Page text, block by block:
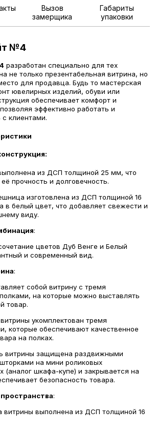
Вызов
замерщика
Габариты
упаковки
№4
разработан специально для тех
не только презентабельная витрина, но
для продавца. Будь то мастерская
ювелирных изделий, обуви или
обеспечивает комфорт и
эффективно работать и
клиентами.
:
из ДСП толщиной 25 мм, что
прочность и долговечность.
изготовлена из ДСП толщиной 16
в белый цвет, что добавляет свежести и
виду.
:
цветов Дуб Венге и Белый
и современный вид.
:
собой витрину с тремя
на которые можно выставлять
товар.
укомплектован тремя
которые обеспечивают качественное
на полках.
витрины защищена раздвижными
на мини роликовых
(аналог шкафа-купе) и закрывается на
безопасность товара.
:
витрины выполнена из ДСП толщиной 16